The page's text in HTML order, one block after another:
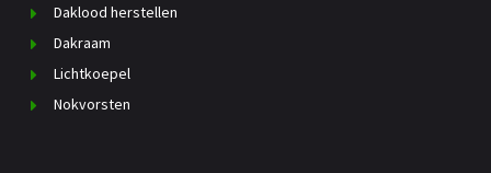
Daklood herstellen
Dakraam
Lichtkoepel
Nokvorsten